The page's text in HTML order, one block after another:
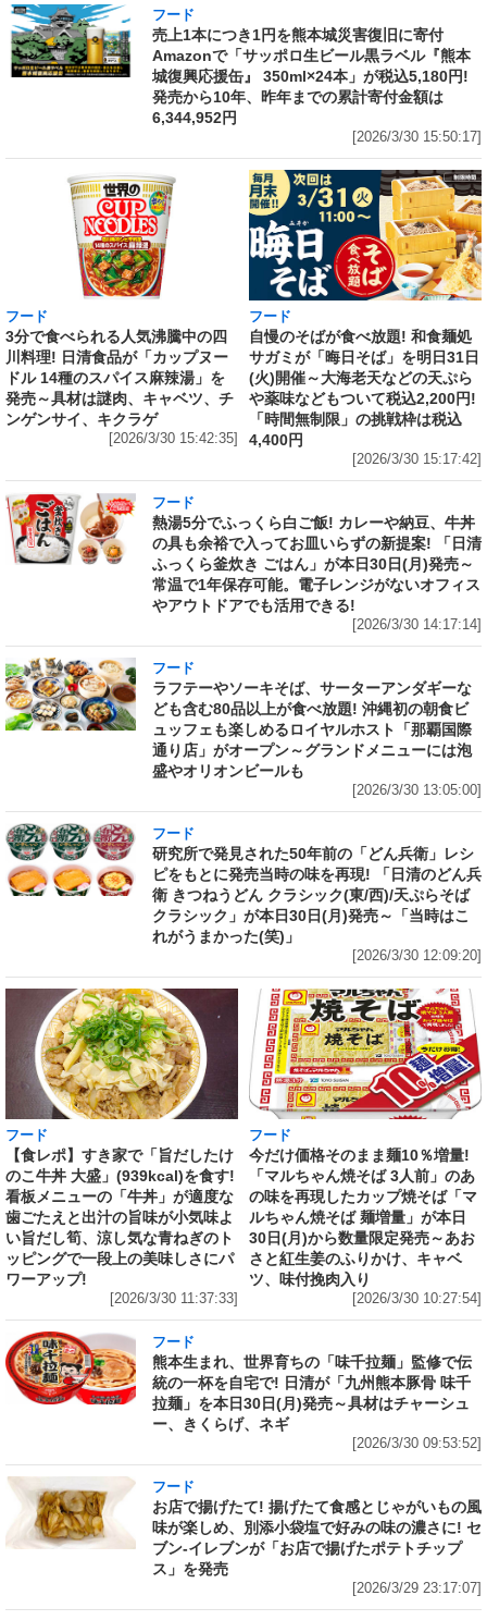
フード
売上1本につき1円を熊本城災害復旧に寄付
Amazonで「サッポロ生ビール黒ラベル『熊本
城復興応援缶』 350ml×24本」が税込5,180円!
発売から10年、昨年までの累計寄付金額は
6,344,952円
[2026/3/30 15:50:17]
フード
3分で食べられる人気沸騰中の四
川料理! 日清食品が「カップヌー
ドル 14種のスパイス麻辣湯」を
発売～具材は謎肉、キャベツ、チ
ンゲンサイ、キクラゲ
[2026/3/30 15:42:35]
フード
自慢のそばが食べ放題! 和食麺処
サガミが「晦日そば」を明日31日
(火)開催～大海老天などの天ぷら
や薬味などもついて税込2,200円!
「時間無制限」の挑戦枠は税込
4,400円
[2026/3/30 15:17:42]
フード
熱湯5分でふっくら白ご飯! カレーや納豆、牛丼
の具も余裕で入ってお皿いらずの新提案! 「日清
ふっくら釜炊き ごはん」が本日30日(月)発売～
常温で1年保存可能。電子レンジがないオフィス
やアウトドアでも活用できる!
[2026/3/30 14:17:14]
フード
ラフテーやソーキそば、サーターアンダギーな
ども含む80品以上が食べ放題! 沖縄初の朝食ビ
ュッフェも楽しめるロイヤルホスト「那覇国際
通り店」がオープン～グランドメニューには泡
盛やオリオンビールも
[2026/3/30 13:05:00]
フード
研究所で発見された50年前の「どん兵衛」レシ
ピをもとに発売当時の味を再現! 「日清のどん兵
衛 きつねうどん クラシック(東/西)/天ぷらそば
クラシック」が本日30日(月)発売～「当時はこ
れがうまかった(笑)」
[2026/3/30 12:09:20]
フード
【食レポ】すき家で「旨だしたけ
のこ牛丼 大盛」(939kcal)を食す!
看板メニューの「牛丼」が適度な
歯ごたえと出汁の旨味が小気味よ
い旨だし筍、涼し気な青ねぎのト
ッピングで一段上の美味しさにパ
ワーアップ!
[2026/3/30 11:37:33]
フード
今だけ価格そのまま麺10％増量!
「マルちゃん焼そば 3人前」のあ
の味を再現したカップ焼そば「マ
ルちゃん焼そば 麺増量」が本日
30日(月)から数量限定発売～あお
さと紅生姜のふりかけ、キャベ
ツ、味付挽肉入り
[2026/3/30 10:27:54]
フード
熊本生まれ、世界育ちの「味千拉麺」監修で伝
統の一杯を自宅で! 日清が「九州熊本豚骨 味千
拉麺」を本日30日(月)発売～具材はチャーシュ
ー、きくらげ、ネギ
[2026/3/30 09:53:52]
フード
お店で揚げたて! 揚げたて食感とじゃがいもの風
味が楽しめ、別添小袋塩で好みの味の濃さに! セ
ブン‐イレブンが「お店で揚げたポテトチップ
ス」を発売
[2026/3/29 23:17:07]